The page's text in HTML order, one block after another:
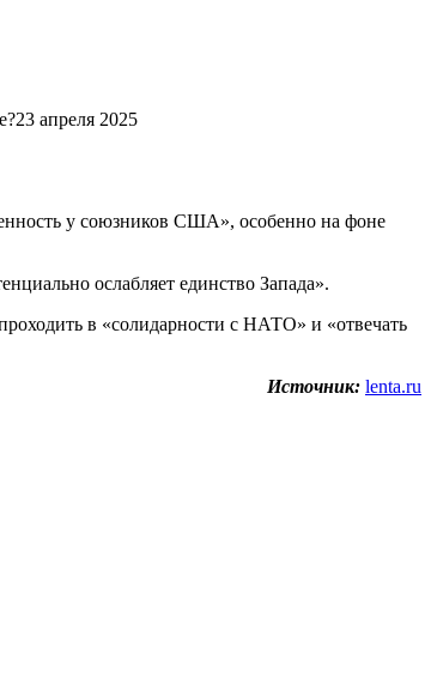
апреля 2025
у союзников США», особенно на фоне
ослабляет единство Запада».
в «солидарности с НАТО» и «отвечать
Источник: lenta.ru